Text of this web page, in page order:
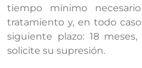
tiempo mínimo
tratamiento y, en todo
siguiente plazo: 18
solicite su supresión.